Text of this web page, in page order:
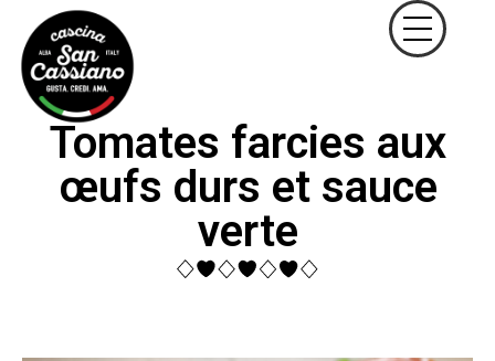
Tomates farcies aux
œufs durs et sauce
verte